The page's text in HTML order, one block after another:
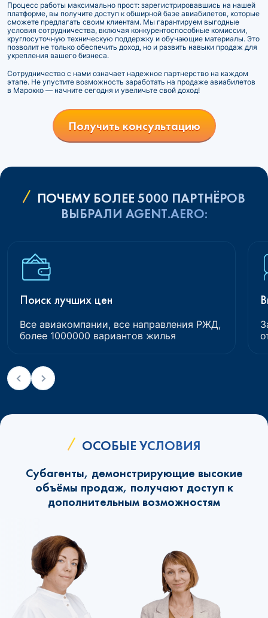
Процесс работы максимально прост: зарегистрировавшись на нашей
платформе, вы получите доступ к обширной базе авиабилетов, которые
сможете предлагать своим клиентам. Мы гарантируем выгодные
условия сотрудничества, включая конкурентоспособные комиссии,
круглосуточную техническую поддержку и обучающие материалы. Это
позволит не только обеспечить доход, но и развить навыки продаж для
укрепления вашего бизнеса.
Сотрудничество с нами означает надежное партнерство на каждом
этапе. Не упустите возможность заработать на продаже авиабилетов
в Марокко — начните сегодня и увеличьте свой доход!
Получить консультацию
ПОЧЕМУ БОЛЕЕ 5000 ПАРТНЁРОВ
ВЫБРАЛИ AGENT.AERO:
Поиск лучших цен
Все авиакомпании, все направления РЖД,
более 1000000 вариантов жилья
ОСОБЫЕ УСЛОВИЯ
Субагенты, демонстрирующие высокие
объёмы продаж, получают доступ к
дополнительным возможностям